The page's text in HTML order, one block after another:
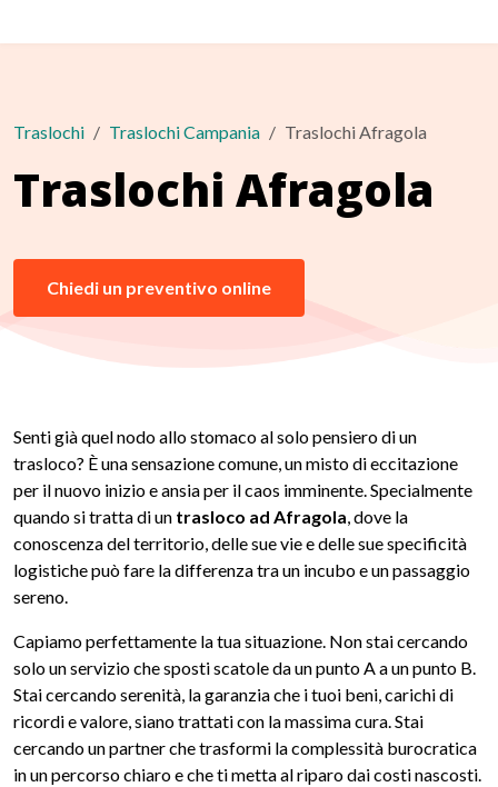
Traslochi Traslochi Campania Traslochi Afragola
Traslochi Afragola
Chiedi un preventivo online
Senti già quel nodo allo stomaco al solo pensiero di un
trasloco? È una sensazione comune, un misto di eccitazione
per il nuovo inizio e ansia per il caos imminente. Specialmente
quando si tratta di un trasloco ad Afragola, dove la
conoscenza del territorio, delle sue vie e delle sue specificità
logistiche può fare la differenza tra un incubo e un passaggio
sereno.
Capiamo perfettamente la tua situazione. Non stai cercando
solo un servizio che sposti scatole da un punto A a un punto B.
Stai cercando serenità, la garanzia che i tuoi beni, carichi di
ricordi e valore, siano trattati con la massima cura. Stai
cercando un partner che trasformi la complessità burocratica
in un percorso chiaro e che ti metta al riparo dai costi nascosti.